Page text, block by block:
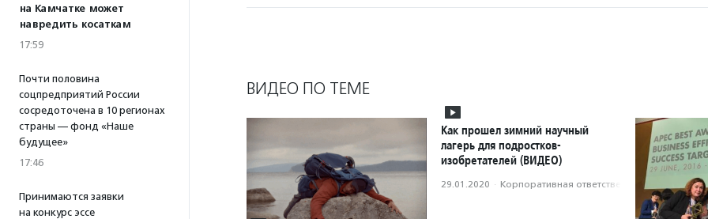
на Камчатке может
навредить косаткам
17:59
Почти половина
соцпредприятий России
сосредоточена в 10 регионах
страны — фонд «Наше
будущее»
17:46
Принимаются заявки
на конкурс эссе
ВИДЕО ПО ТЕМЕ
Как прошел зимний научный
лагерь для подростков-
изобретателей (ВИДЕО)
29.01.2020 · Корпоративная ответственность